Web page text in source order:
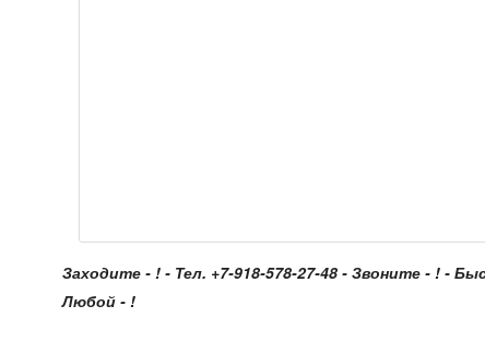
Заходите - ! - Тел. +7-918-578-27-48 - Звоните - ! -
Любой - !